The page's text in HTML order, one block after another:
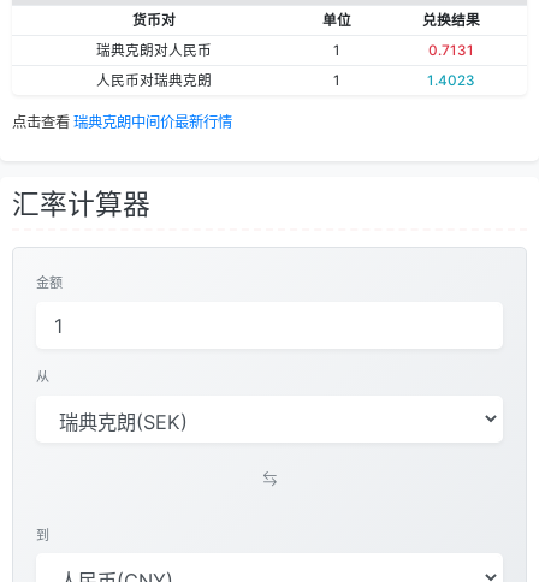
货币对
单位
兑换结果
瑞典克朗对人民币
1
0.7131
人民币对瑞典克朗
1 1.4023
点击查看 瑞典克朗中间价最新行情
汇率计算器
金额
从
到